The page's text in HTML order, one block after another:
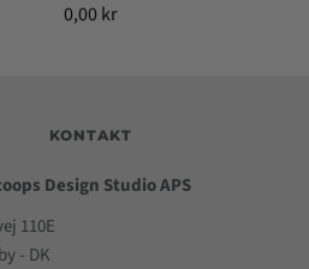
0,00 kr
KONTAKT
Design Studio APS
110E
- DK